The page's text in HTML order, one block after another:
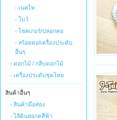
- เนคไท
- โบว์
- โชคเกอร์/ปลอกคอ
- สร้อยคอ/เครื่องประดับ
อื่นๆ
- ดอกไม้ / กลีบดอกไม้
- เครื่องประดับชุดไทย
สินค้าอื่นๆ
- สินค้ามือสอง
- ไส้ดินสอกดสีฟ้า